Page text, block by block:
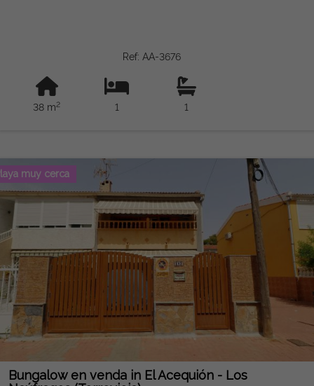
Ref: AA-3676
38 m2 1 1
muy cerca
Bungalow en venda in El Acequión - Los